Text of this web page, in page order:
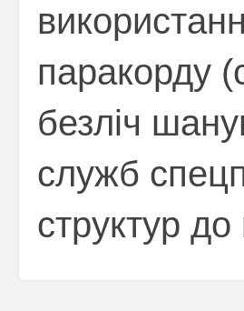
паракорду
безліч
служб
структур